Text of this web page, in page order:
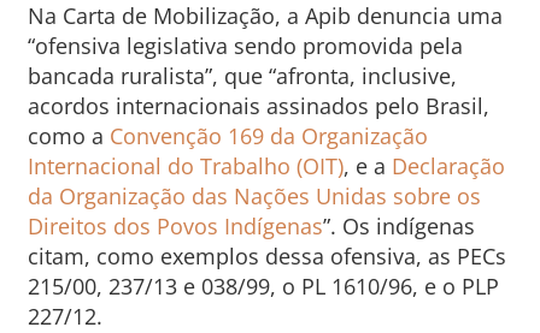
Na Carta de Mobilização, a Apib denuncia uma
“ofensiva legislativa sendo promovida pela
bancada ruralista”, que “afronta, inclusive,
acordos internacionais assinados pelo Brasil,
como a Convenção 169 da Organização
Internacional do Trabalho (OIT), e a Declaração
da Organização das Nações Unidas sobre os
Direitos dos Povos Indígenas”. Os indígenas
citam, como exemplos dessa ofensiva, as PECs
215/00, 237/13 e 038/99, o PL 1610/96, e o PLP
227/12.